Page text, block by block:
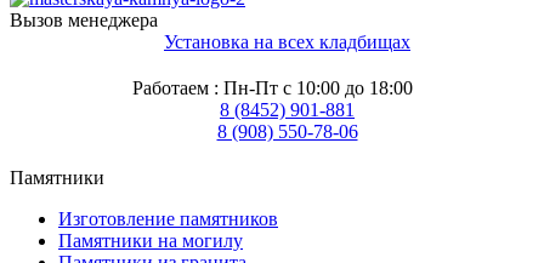
Вызов менеджера
Установка на всех кладбищах
Работаем : Пн-Пт с 10:00 до 18:00
8 (8452) 901-881
8 (908) 550-78-06
Памятники
Изготовление памятников
Памятники на могилу